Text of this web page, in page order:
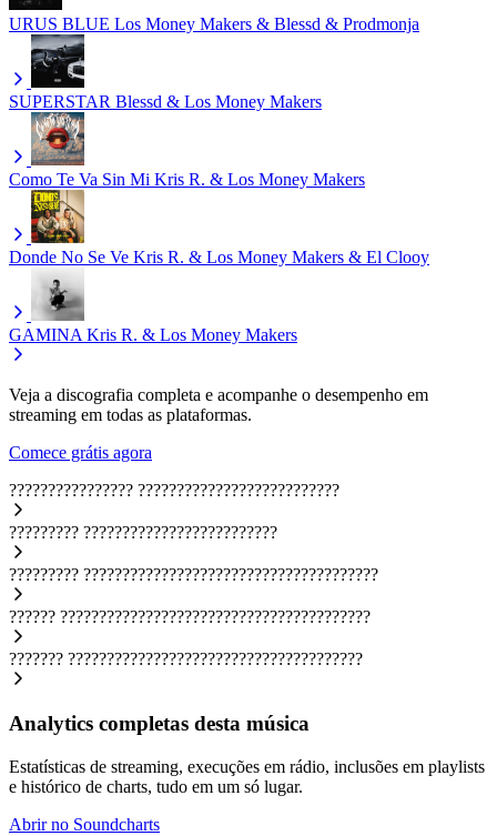
URUS BLUE Los Money Makers & Blessd & Prodmonja
SUPERSTAR Blessd & Los Money Makers
Como Te Va Sin Mi Kris R. & Los Money Makers
Donde No Se Ve Kris R. & Los Money Makers & El Clooy
GAMINA Kris R. & Los Money Makers
Veja a discografia completa e acompanhe o desempenho em
streaming em todas as plataformas.
Comece grátis agora
???????????????? ??????????????????????????
????????? ?????????????????????????
????????? ??????????????????????????????????????
?????? ????????????????????????????????????????
??????? ??????????????????????????????????????
Analytics completas desta música
Estatísticas de streaming, execuções em rádio, inclusões em playlists
e histórico de charts, tudo em um só lugar.
Abrir no Soundcharts